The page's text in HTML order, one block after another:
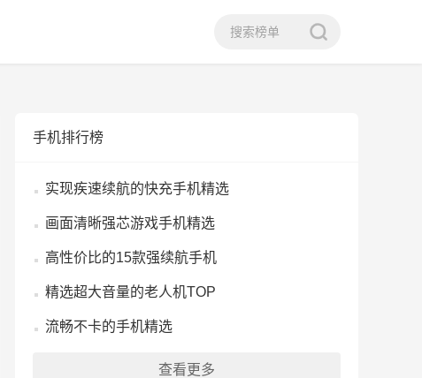
手机排行榜
实现疾速续航的快充手机精选
画面清晰强芯游戏手机精选
高性价比的15款强续航手机
精选超大音量的老人机TOP
流畅不卡的手机精选
查看更多